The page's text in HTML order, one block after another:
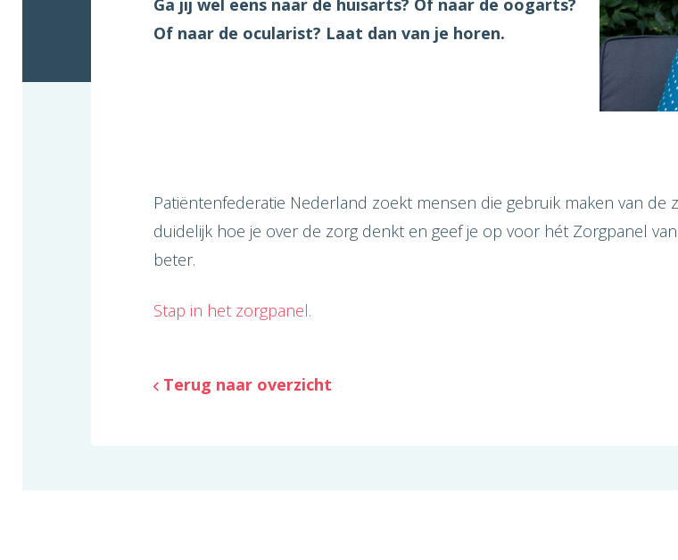
Ga jij wel eens naar de huisarts? Of naar de oogarts?
Of naar de ocularist? Laat dan van je horen.
Patiëntenfederatie Nederland zoekt mensen die gebruik maken van de
duidelijk hoe je over de zorg denkt en geef je op voor hét Zorgpanel
beter.
Stap in het zorgpanel.
Terug naar overzicht